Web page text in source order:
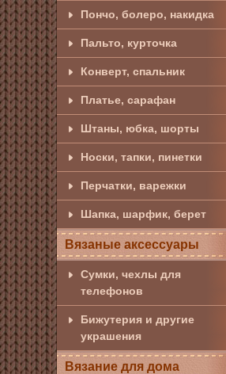
Пончо, болеро, накидка
Пальто, курточка
Конверт, спальник
Платье, сарафан
Штаны, юбка, шорты
Носки, тапки, пинетки
Перчатки, варежки
Шапка, шарфик, берет
Вязаные аксессуары
Сумки, чехлы для
телефонов
Бижутерия и другие
украшения
Вязание для дома